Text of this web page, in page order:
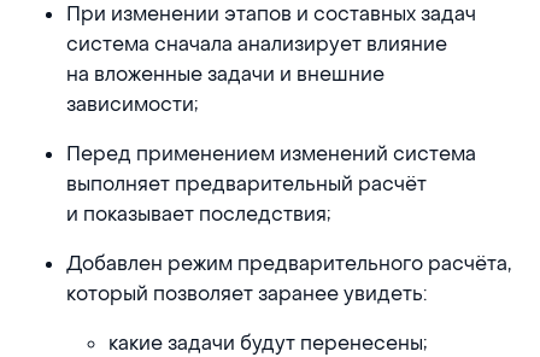
При изменении этапов и составных задач
система сначала анализирует влияние
на вложенные задачи и внешние
зависимости;
Перед применением изменений система
выполняет предварительный расчёт
и показывает последствия;
Добавлен режим предварительного расчёта,
который позволяет заранее увидеть:
какие задачи будут перенесены;